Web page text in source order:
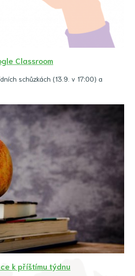
Classroom
schůzkách (13.9. v 17:00) a
k příštímu týdnu